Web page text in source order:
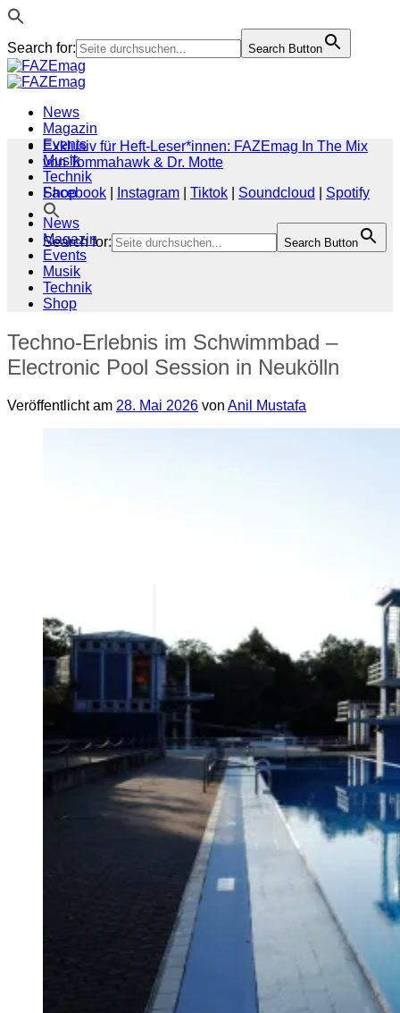
Search for: Search Button
Zum
Inhalt
News
Magazin
Events
Musik
Technik
Shop
Search for: Search Button
Exklusiv für Heft-Leser*innen: FAZEmag In The Mix
von Tommahawk & Dr. Motte
Facebook
Instagram Tiktok Soundcloud
Spotify
News
Magazin
Events
Musik
Technik
Shop
Techno-Erlebnis im Schwimmbad –
Electronic Pool Session in Neukölln
Veröffentlicht am 28. Mai 2026 von Anil Mustafa